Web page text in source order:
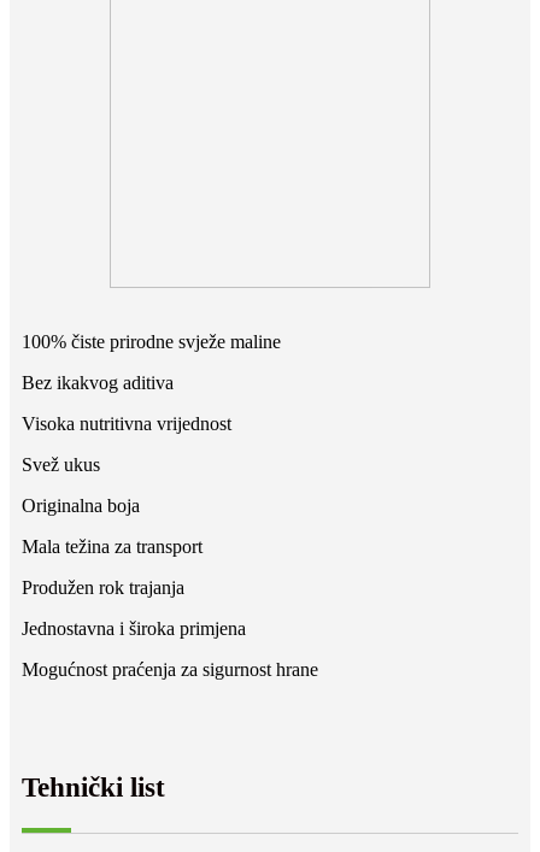
100% čiste prirodne svježe maline
Bez ikakvog aditiva
Visoka nutritivna vrijednost
Svež ukus
Originalna boja
Mala težina za transport
Produžen rok trajanja
Jednostavna i široka primjena
Mogućnost praćenja za sigurnost hrane
Tehnički list